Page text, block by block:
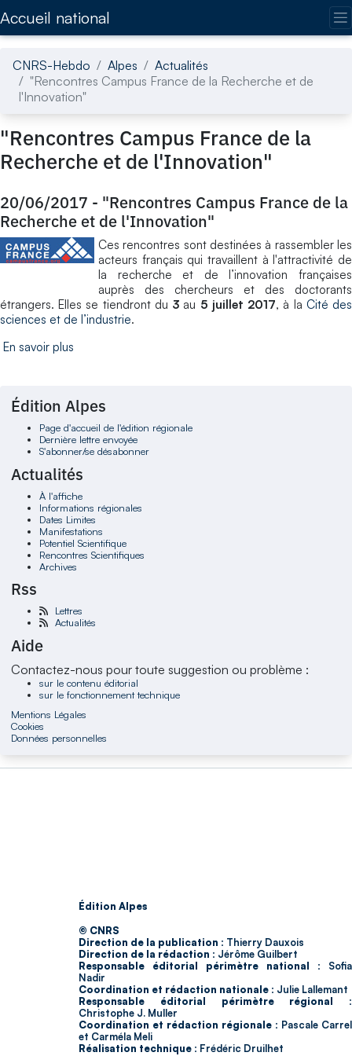
Accueil national
CNRS-Hebdo Alpes
Actualités
"Rencontres Campus France de la Recherche et de
l'Innovation"
"Rencontres Campus France de la
Recherche et de l'Innovation"
20/06/2017 - "Rencontres Campus France de la
Recherche et de l'Innovation"
Ces rencontres sont destinées à rassembler les
acteurs français qui travaillent à l'attractivité de
la recherche et de l’innovation françaises
auprès des chercheurs et des doctorants
étrangers. Elles se tiendront du 3 au 5 juillet 2017, à la Cité des
sciences et de l’industrie.
En savoir plus
Édition Alpes
Page d'accueil de l'édition régionale
Dernière lettre envoyée
S'abonner/se désabonner
Actualités
À l'affiche
Informations régionales
Dates Limites
Manifestations
Potentiel Scientifique
Rencontres Scientifiques
Archives
Rss
Lettres
Actualités
Aide
Contactez-nous pour toute suggestion ou problème :
sur le contenu éditorial
sur le fonctionnement technique
Mentions Légales
Cookies
Données personnelles
Édition Alpes
© CNRS
Direction de la publication : Thierry Dauxois
Direction de la rédaction : Jérôme Guilbert
Responsable éditorial périmètre national : Sofia
Nadir
Coordination et rédaction nationale : Julie Lallemant
Responsable éditorial périmètre régional :
Christophe J. Muller
Coordination et rédaction régionale : Pascale Carrel
et Carméla Meli
Réalisation technique : Frédéric Druilhet